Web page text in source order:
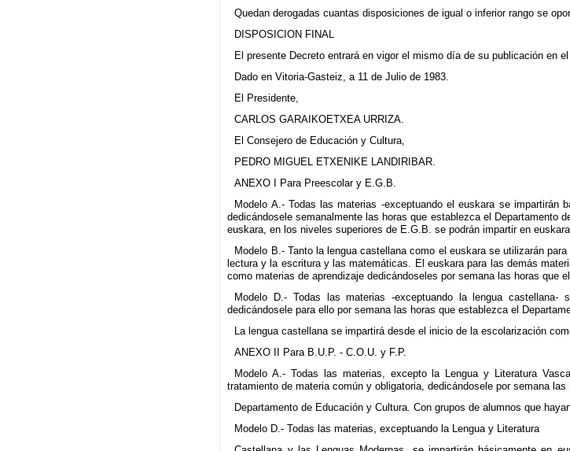
Quedan derogadas cuantas disposiciones de igual o inferior rango se
DISPOSICION FINAL
El presente Decreto entrará en vigor el mismo día de su publicación en
Dado en Vitoria-Gasteiz, a 11 de Julio de 1983.
El Presidente,
CARLOS GARAIKOETXEA URRIZA.
El Consejero de Educación y Cultura,
PEDRO MIGUEL ETXENIKE LANDIRIBAR.
ANEXO I Para Preescolar y E.G.B.
Modelo A.- Todas las materias -exceptuando el euskara se
dedicándosele semanalmente las horas que establezca el Departamento
euskara, en los niveles superiores de E.G.B. se podrán impartir en
Modelo B.- Tanto la lengua castellana como el euskara se utilizarán
lectura y la escritura y las matemáticas. El euskara para las demás
como materias de aprendizaje dedicándoseles por semana las horas que
Modelo D.- Todas las materias -exceptuando la lengua castellana-
dedicándosele para ello por semana las horas que establezca el
La lengua castellana se impartirá desde el inicio de la escolarización
ANEXO II Para B.U.P. - C.O.U. y F.P.
Modelo A.- Todas las materias, excepto la Lengua y Literatura
tratamiento de materia común y obligatoria, dedicándosele por semana las
Departamento de Educación y Cultura. Con grupos de alumnos que
Modelo D.- Todas las materias, exceptuando la Lengua y Literatura